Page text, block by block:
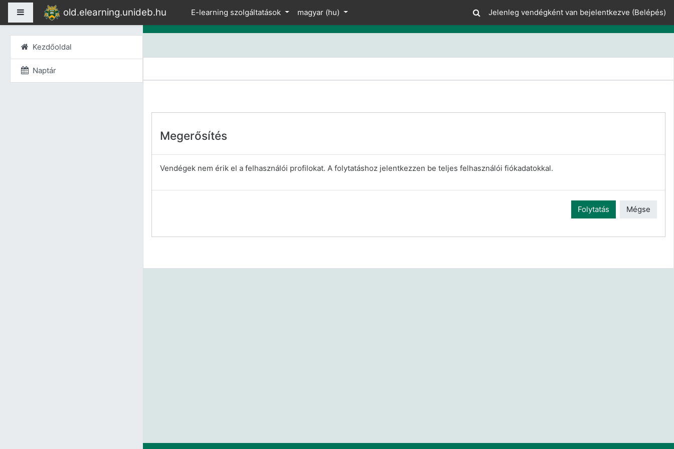
Oldalpanel old.elearning.unideb.hu E-learning szolgáltatások magyar ‎(hu)‎ Jelenleg vendégként van bejelentkezve (Belépés)
Megerősítés
Vendégek nem érik el a felhasználói profilokat. A folytatáshoz jelentkezzen be teljes felhasználói fiókadatokkal.
Folytatás Mégse
Kezdőoldal
Naptár